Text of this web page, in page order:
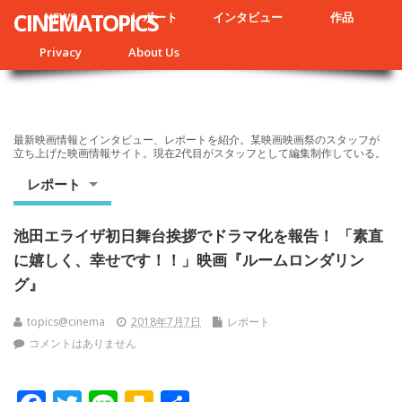
NEWS レポート インタビュー 作品
Privacy About Us
CINEMATOPICS
最新映画情報とインタビュー、レポートを紹介。某映画映画祭のスタッフが
立ち上げた映画情報サイト。現在2代目がスタッフとして編集制作している。
レポート
池田エライザ初日舞台挨拶でドラマ化を報告！ 「素直
に嬉しく、幸せです！！」映画『ルームロンダリン
グ』
topics@cinema 2018年7月7日
レポート
コメントはありません